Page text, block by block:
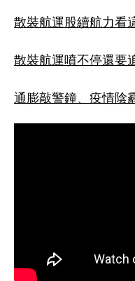
散裝航運股續航力看
散裝航運噴不停還要
通膨敲警鐘、疫情陰